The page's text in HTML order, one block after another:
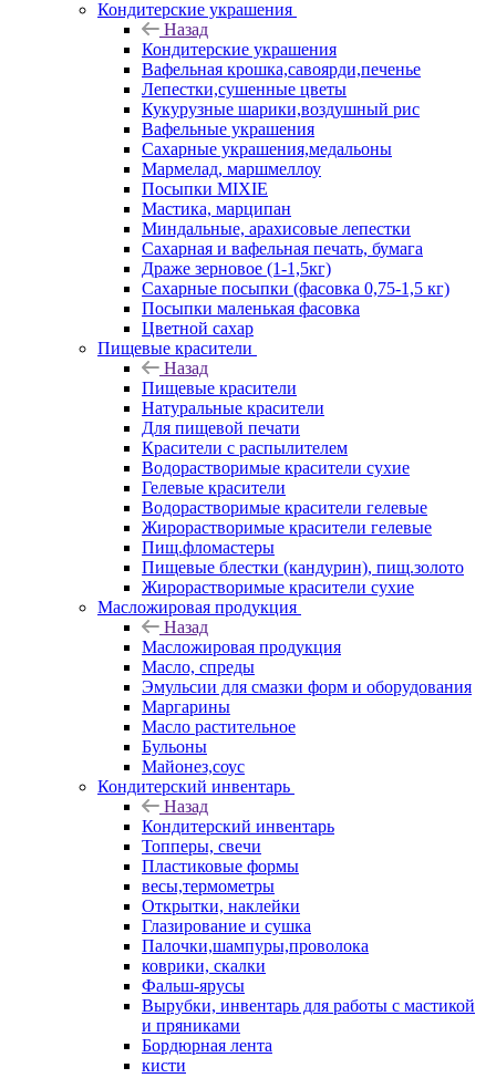
Кондитерские украшения
Назад
Кондитерские украшения
Вафельная крошка,савоярди,печенье
Лепестки,сушенные цветы
Кукурузные шарики,воздушный рис
Вафельные украшения
Сахарные украшения,медальоны
Мармелад, маршмеллоу
Посыпки MIXIE
Мастика, марципан
Миндальные, арахисовые лепестки
Сахарная и вафельная печать, бумага
Драже зерновое (1-1,5кг)
Сахарные посыпки (фасовка 0,75-1,5 кг)
Посыпки маленькая фасовка
Цветной сахар
Пищевые красители
Назад
Пищевые красители
Натуральные красители
Для пищевой печати
Красители с распылителем
Водорастворимые красители сухие
Гелевые красители
Водорастворимые красители гелевые
Жирорастворимые красители гелевые
Пищ.фломастеры
Пищевые блестки (кандурин), пищ.золото
Жирорастворимые красители сухие
Масложировая продукция
Назад
Масложировая продукция
Масло, спреды
Эмульсии для смазки форм и оборудования
Маргарины
Масло растительное
Бульоны
Майонез,соус
Кондитерский инвентарь
Назад
Кондитерский инвентарь
Топперы, свечи
Пластиковые формы
весы,термометры
Открытки, наклейки
Глазирование и сушка
Палочки,шампуры,проволока
коврики, скалки
Фальш-ярусы
Вырубки, инвентарь для работы с мастикой
и пряниками
Бордюрная лента
кисти